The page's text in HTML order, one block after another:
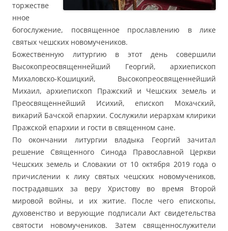
торжестве
нное
богослужение, посвященное прославлению в лике
святых чешских новомучеников.
Божественную литургию в этот день совершили
Высокопреосвященнейший Георгий, архиепископ
Михаловско-Кошицкий, Высокопреосвященнейший
Михаил, архиепископ Пражский и Чешских земель и
Преосвященнейший Исихий, епископ Мохачский,
викарий Бачской епархии. Сослужили иерархам клирики
Пражской епархии и гости в священном сане.
По окончании литургии владыка Георгий зачитал
решение Священного Синода Православной Церкви
Чешских земель и Словакии от 10 октября 2019 года о
причислении к лику святых чешских новомучеников,
пострадавших за веру Христову во время Второй
мировой войны, и их житие. После чего епископы,
духовенство и верующие подписали Акт свидетельства
святости новомучеников. Затем священнослужители